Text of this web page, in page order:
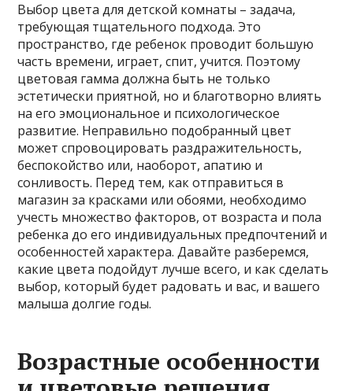
Выбор цвета для детской комнаты – задача,
требующая тщательного подхода. Это
пространство, где ребенок проводит большую
часть времени, играет, спит, учится. Поэтому
цветовая гамма должна быть не только
эстетически приятной, но и благотворно влиять
на его эмоциональное и психологическое
развитие. Неправильно подобранный цвет
может спровоцировать раздражительность,
беспокойство или, наоборот, апатию и
сонливость. Перед тем, как отправиться в
магазин за красками или обоями, необходимо
учесть множество факторов, от возраста и пола
ребенка до его индивидуальных предпочтений и
особенностей характера. Давайте разберемся,
какие цвета подойдут лучше всего, и как сделать
выбор, который будет радовать и вас, и вашего
малыша долгие годы.
Возрастные особенности